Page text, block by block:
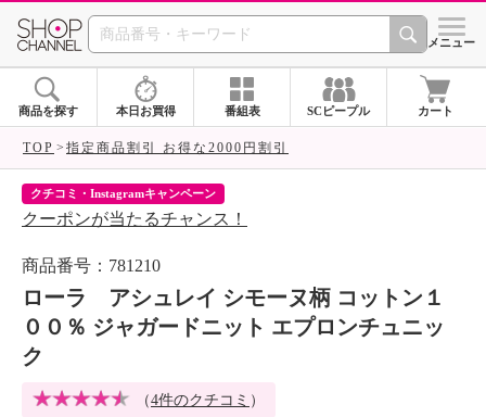
SHOP CHANNEL シメニュー
商品を探す 本日お買得 番組表 SCピープル カート
TOP 指定商品割引 お得な2000円割引
クチコミ・Instagramキャンペーン
クーポンが当たるチャンス！
商品番号：781210
ローラ アシュレイ シモーヌ柄 コットン１
００％ ジャガードニット エプロンチュニッ
ク
（4件のクチコミ ）